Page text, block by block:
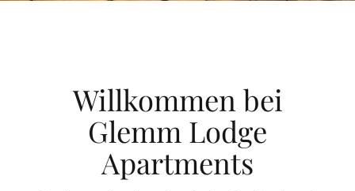
Willkommen bei
Glemm Lodge
Apartments